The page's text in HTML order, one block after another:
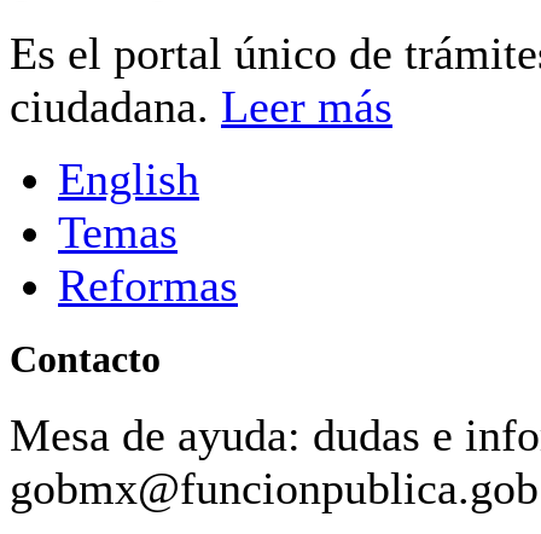
Es el portal único de
ciudadana. Leer más
English
Temas
Reformas
Contacto
Mesa de ayuda: dudas e